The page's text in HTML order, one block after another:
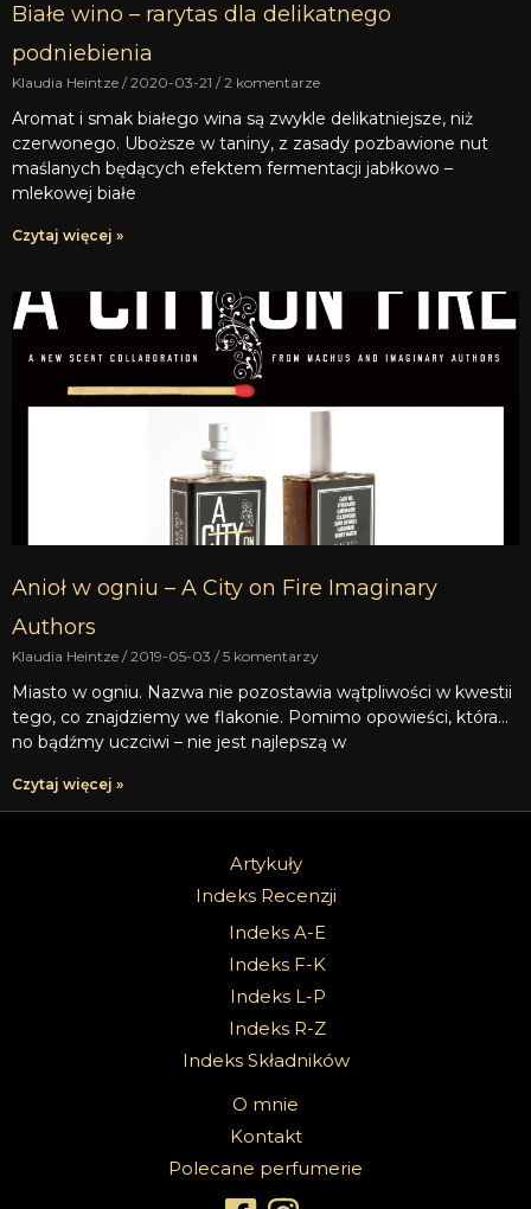
Białe wino – rarytas dla delikatnego
podniebienia
Klaudia Heintze 2020-03-21 2 komentarze
Aromat i smak białego wina są zwykle delikatniejsze, niż
czerwonego. Uboższe w taniny, z zasady pozbawione nut
maślanych będących efektem fermentacji jabłkowo –
mlekowej białe
Czytaj więcej »
Anioł w ogniu – A City on Fire Imaginary
Authors
Klaudia Heintze 2019-05-03 5 komentarzy
Miasto w ogniu. Nazwa nie pozostawia wątpliwości w kwestii
tego, co znajdziemy we flakonie. Pomimo opowieści, która…
no bądźmy uczciwi – nie jest najlepszą w
Czytaj więcej »
Artykuły
Indeks Recenzji
Indeks A-E
Indeks F-K
Indeks L-P
Indeks R-Z
Indeks Składników
O mnie
Kontakt
Polecane perfumerie